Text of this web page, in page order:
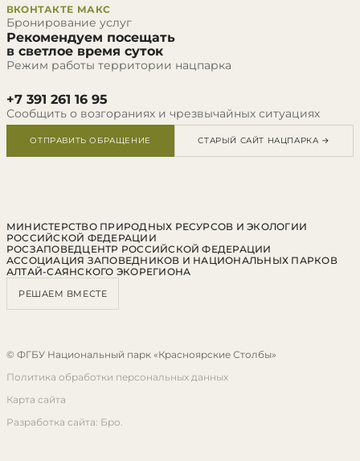
ВКОНТАКТЕ МАКС
Бронирование услуг
Рекомендуем посещать
в светлое время суток
Режим работы территории нацпарка
+7 391 261 16 95
Сообщить о возгораниях и чрезвычайных ситуациях
ОТПРАВИТЬ ОБРАЩЕНИЕ СТАРЫЙ САЙТ НАЦПАРКА →
МИНИСТЕРСТВО ПРИРОДНЫХ РЕСУРСОВ И ЭКОЛОГИИ
РОССИЙСКОЙ ФЕДЕРАЦИИ
РОСЗАПОВЕДЦЕНТР РОССИЙСКОЙ ФЕДЕРАЦИИ
АССОЦИАЦИЯ ЗАПОВЕДНИКОВ И НАЦИОНАЛЬНЫХ ПАРКОВ
АЛТАЙ-САЯНСКОГО ЭКОРЕГИОНА
РЕШАЕМ ВМЕСТЕ
© ФГБУ Национальный парк «Красноярские Столбы»
Политика обработки персональных данных
Карта сайта
Разработка сайта: Бро.